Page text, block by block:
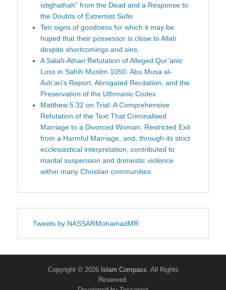
istighathah” from the Dead and a Response to
the Doubts of Extremist Sufis
Ten signs of goodness for which it may be
hoped that their possessor is close to Allah
despite shortcomings and sins.
A Salafi-Athari Refutation of Alleged Qur’anic
Loss in Sahih Muslim 1050: Abu Musa al-
Ash‘ari’s Report, Abrogated Recitation, and the
Preservation of the Uthmanic Codex
Matthew 5:32 on Trial: A Comprehensive
Refutation of the Text That Criminalised
Marriage to a Divorced Woman, Restricted Exit
from a Harmful Marriage, and, through its strict
ecclesiastical interpretation, contributed to
marital suspension and domestic violence
within many Christian communities.
Tweets by NASSARMohamadMR
Copyright © 2026 Islam Compass . All Rights
Reserved.